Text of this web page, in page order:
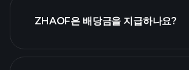
ZHAOF은 배당금을 지급하나요?